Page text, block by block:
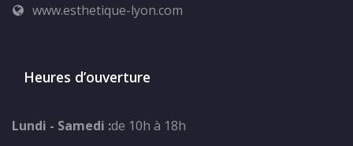
www.esthetique-lyon.com
Heures d’ouverture
Lundi - Samedi :de 10h à 18h